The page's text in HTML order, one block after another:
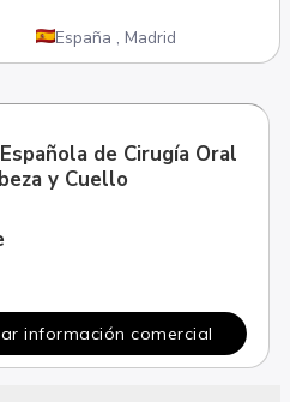
España , Madrid
de Cirugía Oral
y Cuello
información comercial